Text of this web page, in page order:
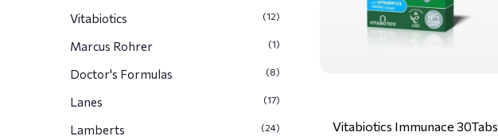
Vitabiotics (12)
Marcus Rohrer (1)
Doctor's Formulas (8)
Lanes (17)
Lamberts (24) Vitabiotics Immunace 30Tabs